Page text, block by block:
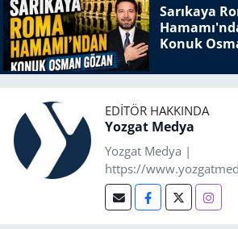
Sarıkaya
Konuk
EDITÖR HAKKINDA
Yozgat Medya
Yozgat Medya |
https://